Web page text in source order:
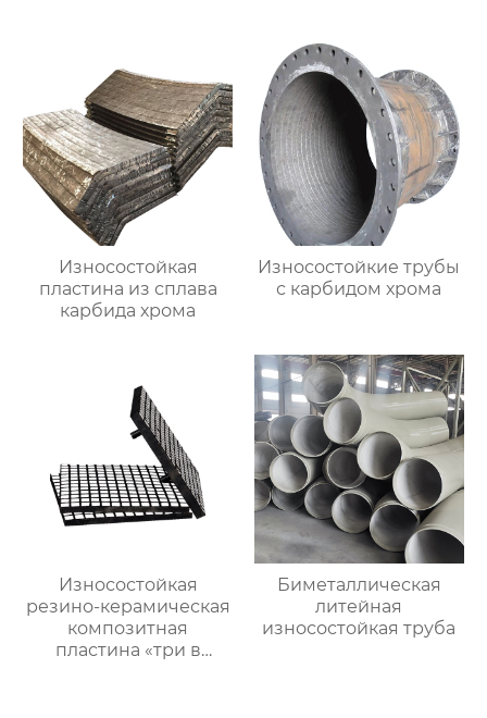
Износостойкая
пластина из сплава
карбида хрома
Износостойкие трубы
с карбидом хрома
Износостойкая
резино-керамическая
композитная
пластина «три в
Биметаллическая
литейная
износостойкая труба